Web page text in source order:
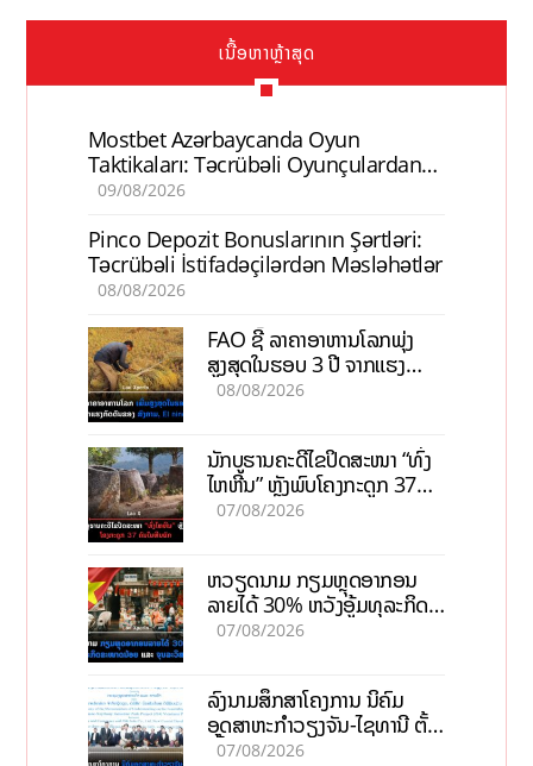
ເນື້ອຫາຫຼ້າສຸດ
Mostbet Azərbaycanda Oyun
Taktikaları: Təcrübəli Oyunçulardan
İpuçları
09/08/2026
Pinco Depozit Bonuslarının Şərtləri:
Təcrübəli İstifadəçilərdən Məsləhətlər
08/08/2026
FAO ຊີ້ ລາຄາອາຫານໂລກພຸ່ງ
ສູງສຸດໃນຮອບ 3 ປີ ຈາກແຮງ
ກົດດັນຂອງສົງຄາມ, El nino
08/08/2026
ນັກບູຮານຄະດີໄຂປິດສະໜາ “ທົ່ງ
ໄຫຫີນ” ຫຼັງພົບໂຄງກະດູກ 37
ຄົນໃນຫີນຍັກ
07/08/2026
ຫວຽດນາມ ກຽມຫຼຸດອາກອນ
ລາຍໄດ້ 30% ຫວັງອູ້ມທຸລະກິດ
ຂະໜາດນ້ອຍ ແລະ ຈຸນລະ
07/08/2026
ລົງນາມສຶກສາໂຄງການ ນິຄົມ
ອຸດສາຫະກຳວຽງຈັນ-ໄຊທານີ ຕັ້ງ
ເປົ້າດຶງທຶນ 150 ລ້ານໂດລາ, ສ້າງ
07/08/2026